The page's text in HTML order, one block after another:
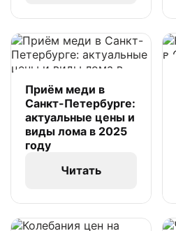
Приём меди в
Санкт-Петербурге:
актуальные цены и
виды лома в 2025
году
Читать